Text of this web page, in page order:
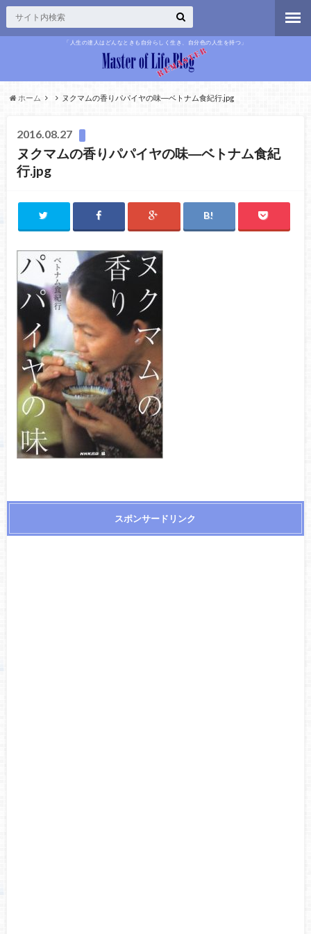
「人生の達人はどんなときも自分らしく生き、自分色の人生を持つ」
ホーム ヌクマムの香りパパイヤの味―ベトナム食紀行.jpg
2016.08.27
ヌクマムの香りパパイヤの味―ベトナム食紀
行.jpg
スポンサードリンク